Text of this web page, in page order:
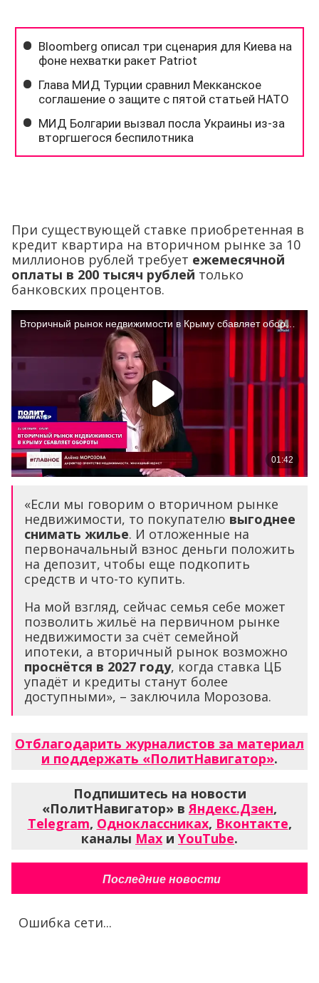
При существующей ставке приобретенная в
кредит квартира на вторичном рынке за 10
миллионов рублей требует ежемесячной
оплаты в 200 тысяч рублей только
банковских процентов.
«Если мы говорим о вторичном рынке
недвижимости, то покупателю выгоднее
снимать жилье. И отложенные на
первоначальный взнос деньги положить
на депозит, чтобы еще подкопить
средств и что-то купить.
На мой взгляд, сейчас семья себе может
позволить жильё на первичном рынке
недвижимости за счёт семейной
ипотеки, а вторичный рынок возможно
проснётся в 2027 году, когда ставка ЦБ
упадёт и кредиты станут более
доступными», – заключила Морозова.
Отблагодарить журналистов за материал
и поддержать «ПолитНавигатор».
Подпишитесь на новости
«ПолитНавигатор» вЯндекс.Дзен,
Telegram, Одноклассниках, Вконтакте,
каналы Max и YouTube.
Последние новости
Ошибка сети...